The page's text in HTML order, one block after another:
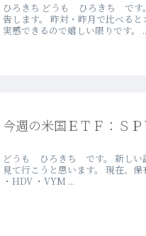
ひろきち どうも ひろきち です
告します。 昨対・昨月で比べる
実感できるので嬉しい限りです。
今週の米国ＥＴＦ：Ｓ
どうも ひろきち です。 新しい
見て行こうと思います。 現在、
・HDV ・VYM ...